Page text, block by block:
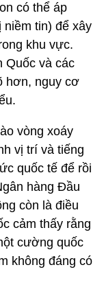
có thể áp
niềm tin) để xây
khu vực.
Quốc và các
hơn, nguy cơ
vòng xoáy
vị trí và tiếng
quốc tế để rồi
hàng Đầu
còn là điều
cảm thấy rằng
cường quốc
không đáng có